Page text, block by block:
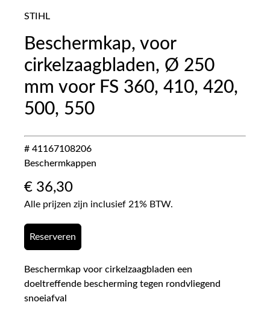
STIHL
Beschermkap, voor
cirkelzaagbladen, Ø 250
mm voor FS 360, 410, 420,
500, 550
# 41167108206
Beschermkappen
€ 36,30
Alle prijzen zijn inclusief 21% BTW.
Reserveren
Beschermkap voor cirkelzaagbladen een
doeltreffende bescherming tegen rondvliegend
snoeiafval